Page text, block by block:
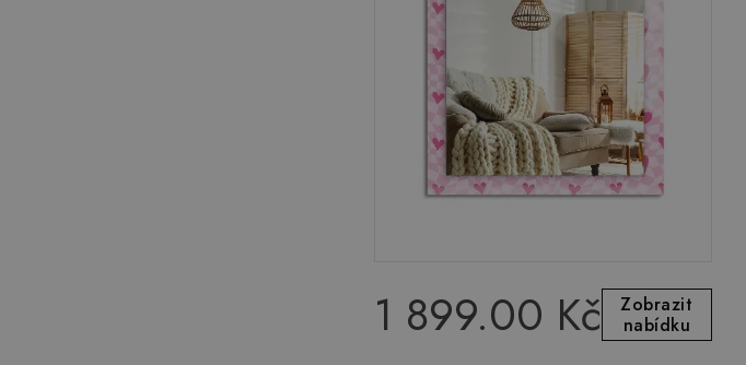
1 899.00 Kč
Zobrazit
nabídku